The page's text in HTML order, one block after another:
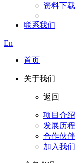
资料下载
联系我们
En
首页
关于我们
返回
项目介绍
发展历程
合作伙伴
加入我们